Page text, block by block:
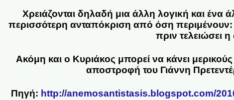
Χρειάζονται δηλαδή μια άλλη λογική και ένα
περισσότερη ανταπόκριση από όση
πριν τελειώσει η
Ακόμη και ο Κυριάκος μπορεί να κάνει
αποστροφή του Γιάννη
Πηγή: http://anemosantistasis.blogspot.com/